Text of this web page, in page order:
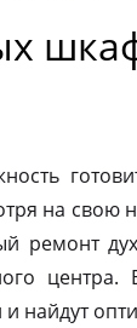
на свою
ремонт
найдут